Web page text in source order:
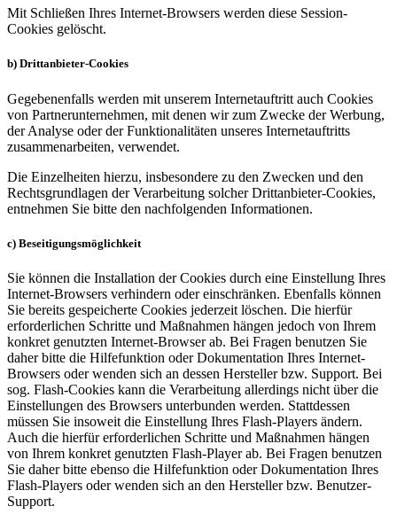
Mit Schließen Ihres Internet-Browsers werden diese Session-
Cookies gelöscht.
b) Drittanbieter-Cookies
Gegebenenfalls werden mit unserem Internetauftritt auch Cookies
von Partnerunternehmen, mit denen wir zum Zwecke der Werbung,
der Analyse oder der Funktionalitäten unseres Internetauftritts
zusammenarbeiten, verwendet.
Die Einzelheiten hierzu, insbesondere zu den Zwecken und den
Rechtsgrundlagen der Verarbeitung solcher Drittanbieter-Cookies,
entnehmen Sie bitte den nachfolgenden Informationen.
c) Beseitigungsmöglichkeit
Sie können die Installation der Cookies durch eine Einstellung Ihres
Internet-Browsers verhindern oder einschränken. Ebenfalls können
Sie bereits gespeicherte Cookies jederzeit löschen. Die hierfür
erforderlichen Schritte und Maßnahmen hängen jedoch von Ihrem
konkret genutzten Internet-Browser ab. Bei Fragen benutzen Sie
daher bitte die Hilfefunktion oder Dokumentation Ihres Internet-
Browsers oder wenden sich an dessen Hersteller bzw. Support. Bei
sog. Flash-Cookies kann die Verarbeitung allerdings nicht über die
Einstellungen des Browsers unterbunden werden. Stattdessen
müssen Sie insoweit die Einstellung Ihres Flash-Players ändern.
Auch die hierfür erforderlichen Schritte und Maßnahmen hängen
von Ihrem konkret genutzten Flash-Player ab. Bei Fragen benutzen
Sie daher bitte ebenso die Hilfefunktion oder Dokumentation Ihres
Flash-Players oder wenden sich an den Hersteller bzw. Benutzer-
Support.